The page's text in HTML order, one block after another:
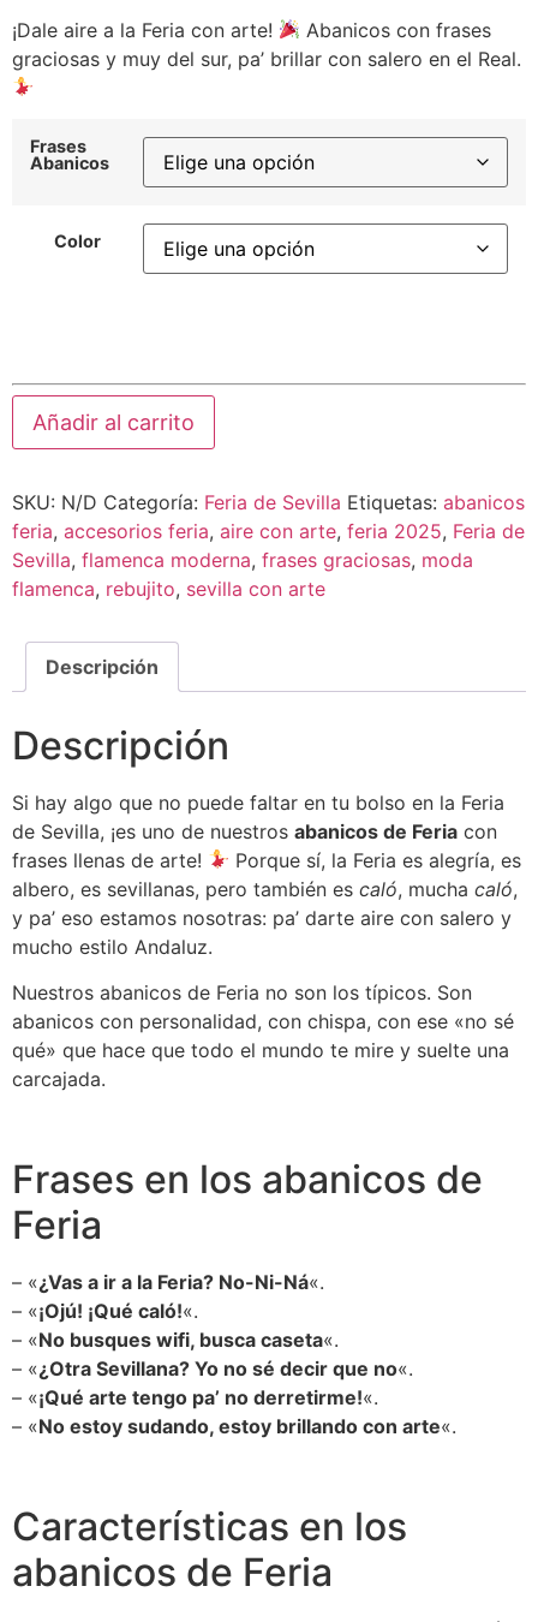
¡Dale aire a la Feria con arte!
Abanicos con frases
graciosas y muy del sur, pa’ brillar con salero en el Real.
Frases
Abanicos
Color
Añadir al carrito
SKU: N/D Categoría: Feria de Sevilla Etiquetas: abanicos
feria, accesorios feria, aire con arte, feria 2025, Feria de
Sevilla, flamenca moderna, frases graciosas, moda
flamenca, rebujito, sevilla con arte
Descripción
Descripción
Si hay algo que no puede faltar en tu bolso en la Feria
de Sevilla, ¡es uno de nuestros abanicos de Feria con
frases llenas de arte!
Porque sí, la Feria es alegría, es
albero, es sevillanas, pero también es caló, mucha caló,
y pa’ eso estamos nosotras: pa’ darte aire con salero y
mucho estilo Andaluz.
Nuestros abanicos de Feria no son los típicos. Son
abanicos con personalidad, con chispa, con ese «no sé
qué» que hace que todo el mundo te mire y suelte una
carcajada.
Frases en los abanicos de
Feria
– «¿Vas a ir a la Feria? No-Ni-Ná«.
– «¡Ojú! ¡Qué caló!«.
– «No busques wifi, busca caseta«.
– «¿Otra Sevillana? Yo no sé decir que no«.
– «¡Qué arte tengo pa’ no derretirme!«.
– «No estoy sudando, estoy brillando con arte«.
Características en los
abanicos de Feria